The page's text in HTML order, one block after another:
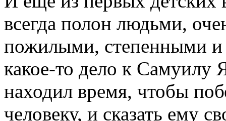
всегда полон людьми,
пожилыми, степенными и
какое-то дело к Самуилу
находил время, чтобы
человеку, и сказать ему